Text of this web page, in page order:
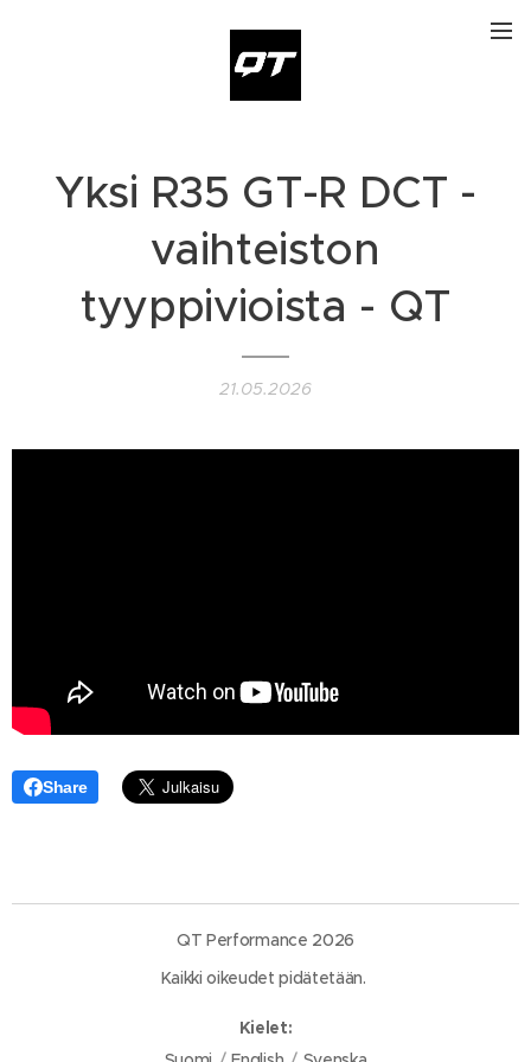
Yksi R35 GT-R DCT -
vaihteiston
tyyppivioista - QT
21.05.2026
Share
QT Performance 2026
Kaikki oikeudet pidätetään.
Kielet